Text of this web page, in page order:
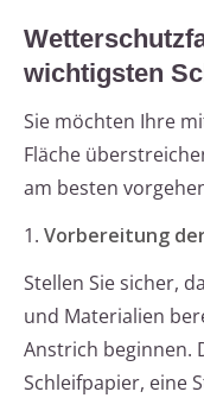
wichtigsten
Sie möchten Ihre
Fläche
am besten
1. Vorbereitung
Stellen Sie sicher,
und Materialien
Anstrich beginnen.
Schleifpapier, eine